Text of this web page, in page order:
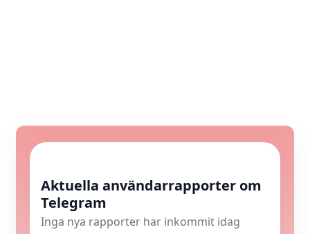
Aktuella användarrapporter om
Telegram
Inga nya rapporter har inkommit idag